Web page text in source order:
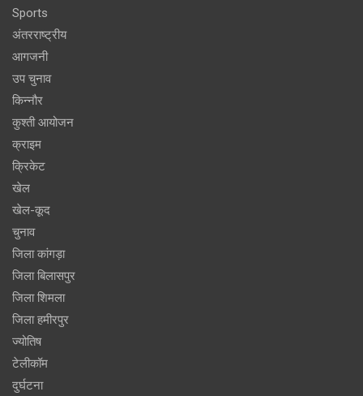
Sports
अंतरराष्ट्रीय
आगजनी
उप चुनाव
किन्नौर
कुश्ती आयोजन
क्राइम
क्रिकेट
खेल
खेल-कूद
चुनाव
जिला कांगड़ा
जिला बिलासपुर
जिला शिमला
जिला हमीरपुर
ज्योतिष
टेलीकॉम
दुर्घटना